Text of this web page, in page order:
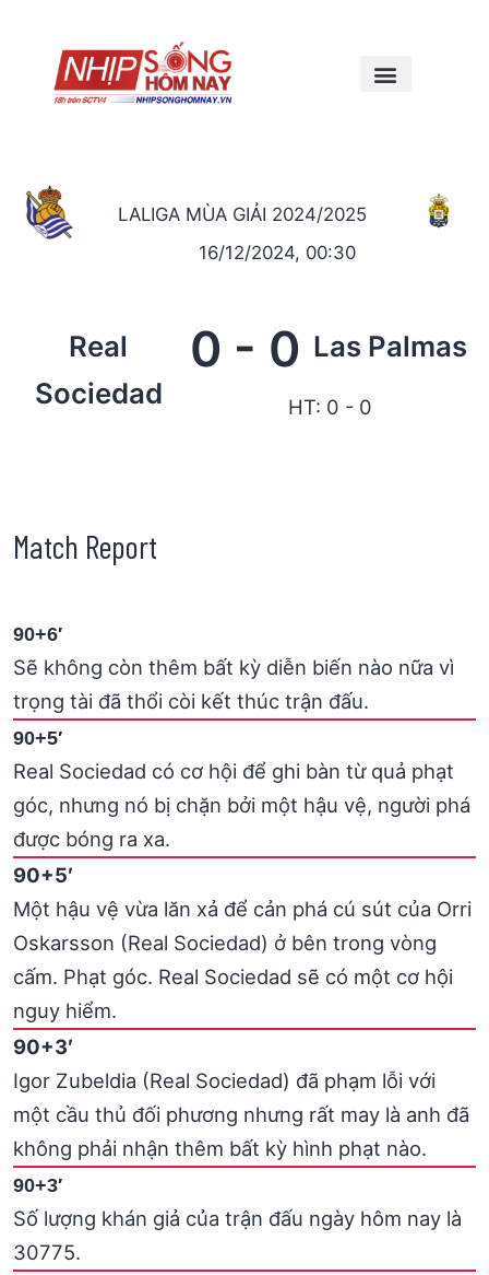
LALIGA MÙA GIẢI 2024/2025
16/12/2024, 00:30
Real
Sociedad
0 - 0 Las Palmas
HT: 0 - 0
Match Report
90+6′
Sẽ không còn thêm bất kỳ diễn biến nào nữa vì
trọng tài đã thổi còi kết thúc trận đấu.
90+5′
Real Sociedad có cơ hội để ghi bàn từ quả phạt
góc, nhưng nó bị chặn bởi một hậu vệ, người phá
được bóng ra xa.
90+5′
Một hậu vệ vừa lăn xả để cản phá cú sút của Orri
Oskarsson (Real Sociedad) ở bên trong vòng
cấm. Phạt góc. Real Sociedad sẽ có một cơ hội
nguy hiểm.
90+3′
Igor Zubeldia (Real Sociedad) đã phạm lỗi với
một cầu thủ đối phương nhưng rất may là anh đã
không phải nhận thêm bất kỳ hình phạt nào.
90+3′
Số lượng khán giả của trận đấu ngày hôm nay là
30775.